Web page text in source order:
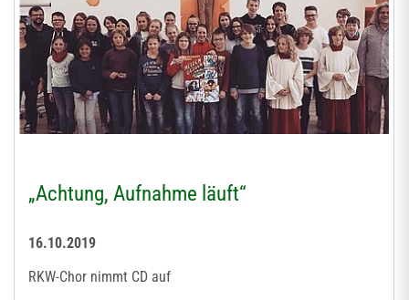
„Achtung, Aufnahme läuft“
16.10.2019
RKW-Chor nimmt CD auf